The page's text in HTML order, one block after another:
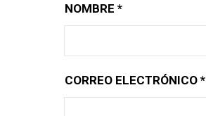
NOMBRE*
CORREO ELECTRÓNICO*